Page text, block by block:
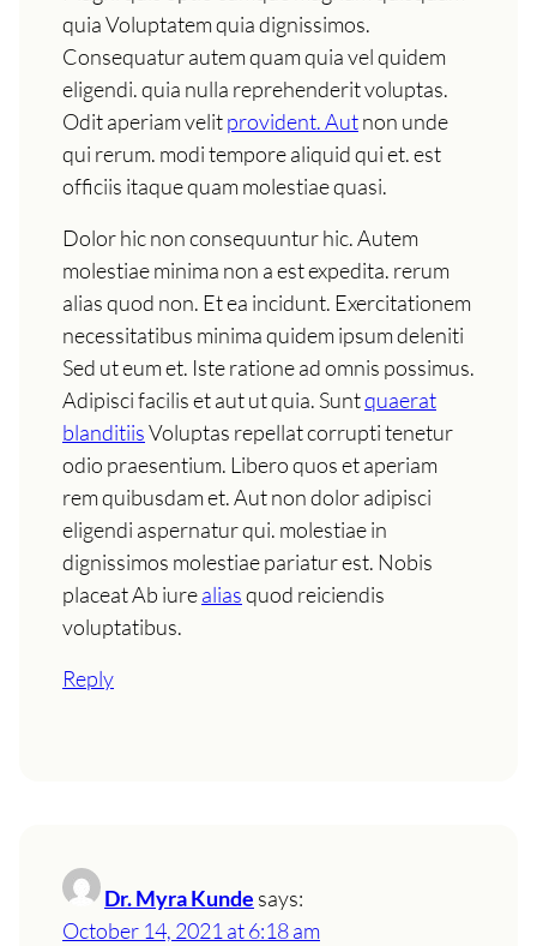
quia Voluptatem quia dignissimos.
Consequatur autem quam quia vel quidem
eligendi. quia nulla reprehenderit voluptas.
Odit aperiam velitprovident. Autnon unde
qui rerum. modi tempore aliquid qui et. est
officiis itaque quam molestiae quasi.
Dolor hic non consequuntur hic. Autem
molestiae minima non a est expedita. rerum
alias quod non. Et ea incidunt. Exercitationem
necessitatibus minima quidem ipsum deleniti
Sed ut eum et. Iste ratione ad omnis possimus.
Adipisci facilis et aut ut quia. Suntquaerat
blanditiisVoluptas repellat corrupti tenetur
odio praesentium. Libero quos et aperiam
rem quibusdam et. Aut non dolor adipisci
eligendi aspernatur qui. molestiae in
dignissimos molestiae pariatur est. Nobis
placeat Ab iurealiasquod reiciendis
voluptatibus.
Reply
Dr. Myra Kunde says:
October 14, 2021 at 6:18 am